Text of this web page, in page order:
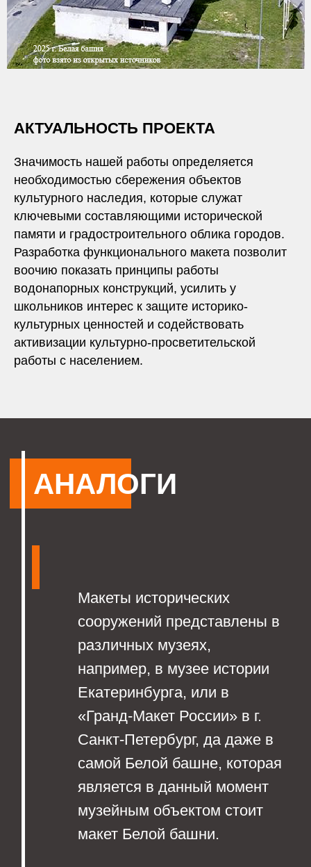
АКТУАЛЬНОСТЬ ПРОЕКТА
Значимость нашей работы определяется
необходимостью сбережения объектов
культурного наследия, которые служат
ключевыми составляющими исторической
памяти и градостроительного облика городов.
Разработка функционального макета позволит
воочию показать принципы работы
водонапорных конструкций, усилить у
школьников интерес к защите историко-
культурных ценностей и содействовать
активизации культурно-просветительской
работы с населением.
Невьянская
Чем же наш макет
Мы сделали его
действующим, то есть как и
у настоящей Белой башни
бак когда-то заполнялся
водой, так и у нас с
помощью насоса бак
накачивается водой из
емкости, которая имитирует
озеро Шувакиш. На берегу
озера была расположена
система насосных станций,
одну из которых нам удалось
музея «Белая башня»
макет Белой башни.